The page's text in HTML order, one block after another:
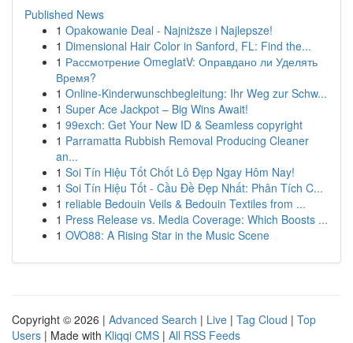
Published News
1 Opakowanie Deal - Najniższe i Najlepsze!
1 Dimensional Hair Color in Sanford, FL: Find the...
1 Рассмотрение OmeglatV: Оправдано ли Уделять
Время?
1 Online-Kinderwunschbegleitung: Ihr Weg zur Schw...
1 Super Ace Jackpot – Big Wins Await!
1 99exch: Get Your New ID & Seamless copyright
1 Parramatta Rubbish Removal Producing Cleaner
an...
1 Soi Tín Hiệu Tốt Chốt Lô Đẹp Ngay Hôm Nay!
1 Soi Tín Hiệu Tốt - Cầu Đề Đẹp Nhất: Phân Tích C...
1 reliable Bedouin Veils & Bedouin Textiles from ...
1 Press Release vs. Media Coverage: Which Boosts ...
1 OVO88: A Rising Star in the Music Scene
Copyright © 2026 | Advanced Search | Live | Tag Cloud | Top
Users | Made with Kliqqi CMS | All RSS Feeds